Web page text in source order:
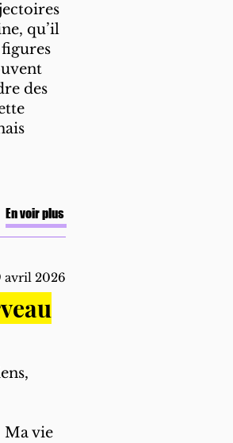
qu’il
figures
des
En voir plus
avril 2026
Ma vie